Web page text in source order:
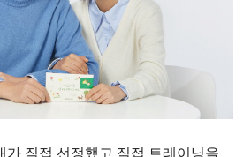
가 직접 선정했고 직접 트레이닝을